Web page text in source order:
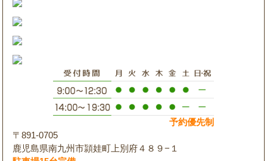
予約優先制
〒891-0705
鹿児島県南九州市頴娃町上別府４８９−１